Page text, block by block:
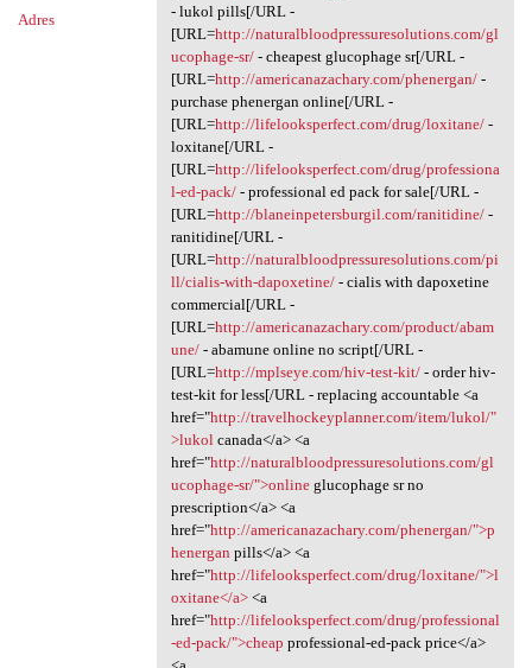
Adres
- lukol pills[/URL -
[URL=http://naturalbloodpressuresolutions.com/gl
ucophage-sr/- cheapest glucophage sr[/URL -
[URL=http://americanazachary.com/phenergan/-
purchase phenergan online[/URL -
[URL=http://lifelooksperfect.com/drug/loxitane/-
loxitane[/URL -
[URL=http://lifelooksperfect.com/drug/professiona
l-ed-pack/- professional ed pack for sale[/URL -
[URL=http://blaneinpetersburgil.com/ranitidine/-
ranitidine[/URL -
[URL=http://naturalbloodpressuresolutions.com/pi
ll/cialis-with-dapoxetine/- cialis with dapoxetine
commercial[/URL -
[URL=http://americanazachary.com/product/abam
une/- abamune online no script[/URL -
[URL=http://mplseye.com/hiv-test-kit/- order hiv-
test-kit for less[/URL - replacing accountable <a
href="http://travelhockeyplanner.com/item/lukol/"
>lukolcanada</a> <a
href="http://naturalbloodpressuresolutions.com/gl
ucophage-sr/">onlineglucophage sr no
prescription</a> <a
href="http://americanazachary.com/phenergan/">p
henergan pills</a> <a
href="http://lifelooksperfect.com/drug/loxitane/">l
oxitane</a><a
href="http://lifelooksperfect.com/drug/professional
-ed-pack/">cheap professional-ed-pack price</a>